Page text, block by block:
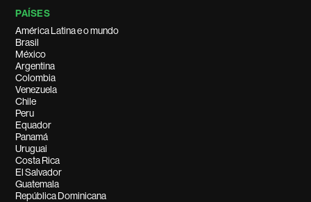
PAÍSES
América Latina e o mundo
Brasil
México
Argentina
Colombia
Venezuela
Chile
Peru
Equador
Panamá
Uruguai
Costa Rica
El Salvador
Guatemala
República Dominicana